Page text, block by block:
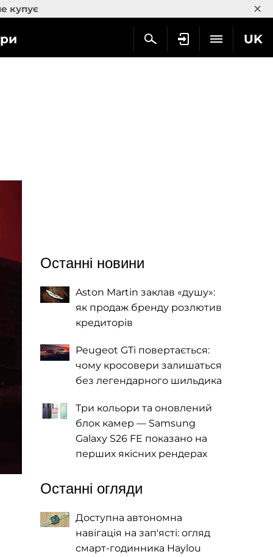
купує ×
UK
Останні новини
Aston Martin заклав «душу»:
як продаж бренду розлютив
кредиторів
Peugeot GTi повертається:
чому кросовери залишаться
без легендарного шильдика
Три кольори та оновлений
блок камер — Samsung
Galaxy S26 FE показано на
перших якісних рендерах
Останні огляди
Доступна автономна
навігація на зап'ясті: огляд
смарт-годинника Haylou